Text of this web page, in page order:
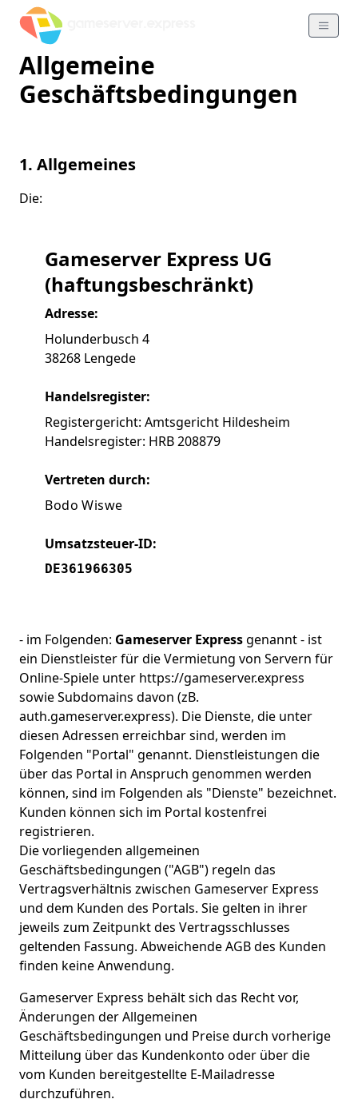
Allgemeine
Geschäftsbedingungen
1. Allgemeines
Die:
Gameserver Express UG
(haftungsbeschränkt)
Adresse:
Holunderbusch 4
38268 Lengede
Handelsregister:
Registergericht: Amtsgericht Hildesheim
Handelsregister: HRB 208879
Vertreten durch:
Bodo Wiswe
Umsatzsteuer-ID:
DE361966305
- im Folgenden: Gameserver Expressgenannt - ist
ein Dienstleister für die Vermietung von Servern für
Online-Spiele unter https://gameserver.express
sowie Subdomains davon (zB.
auth.gameserver.express). Die Dienste, die unter
diesen Adressen erreichbar sind, werden im
Folgenden "Portal" genannt. Dienstleistungen die
über das Portal in Anspruch genommen werden
können, sind im Folgenden als "Dienste" bezeichnet.
Kunden können sich im Portal kostenfrei
registrieren.
Die vorliegenden allgemeinen
Geschäftsbedingungen ("AGB") regeln das
Vertragsverhältnis zwischen Gameserver Express
und dem Kunden des Portals. Sie gelten in ihrer
jeweils zum Zeitpunkt des Vertragsschlusses
geltenden Fassung. Abweichende AGB des Kunden
finden keine Anwendung.
Gameserver Express behält sich das Recht vor,
Änderungen der Allgemeinen
Geschäftsbedingungen und Preise durch vorherige
Mitteilung über das Kundenkonto oder über die
vom Kunden bereitgestellte E-Mailadresse
durchzuführen.